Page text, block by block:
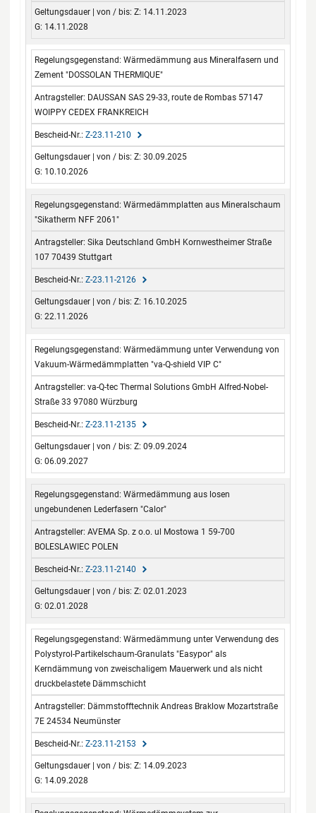
Z: 14.11.2023
G: 14.11.2028
Wärmedämmung aus Mineralfasern und
Zement "DOSSOLAN THERMIQUE"
DAUSSAN SAS 29-33, route de Rombas 57147
WOIPPY CEDEX FRANKREICH
Z-23.11-210
Z: 30.09.2025
G: 10.10.2026
Wärmedämmplatten aus Mineralschaum
"Sikatherm NFF 2061"
Sika Deutschland GmbH Kornwestheimer Straße
107 70439 Stuttgart
Z-23.11-2126
Z: 16.10.2025
G: 22.11.2026
Wärmedämmung unter Verwendung von
Vakuum-Wärmedämmplatten "va-Q-shield VIP C"
va-Q-tec Thermal Solutions GmbH Alfred-Nobel-
Straße 33 97080 Würzburg
Z-23.11-2135
Z: 09.09.2024
G: 06.09.2027
Wärmedämmung aus losen
ungebundenen Lederfasern "Calor"
AVEMA Sp. z o.o. ul Mostowa 1 59-700
BOLESLAWIEC POLEN
Z-23.11-2140
Z: 02.01.2023
G: 02.01.2028
Wärmedämmung unter Verwendung des
Polystyrol-Partikelschaum-Granulats "Easypor" als
Kerndämmung von zweischaligem Mauerwerk und als nicht
druckbelastete Dämmschicht
Dämmstofftechnik Andreas Braklow Mozartstraße
7E 24534 Neumünster
Z-23.11-2153
Z: 14.09.2023
G: 14.09.2028